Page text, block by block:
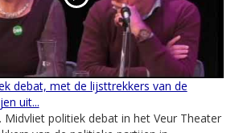
debat, met de lijsttrekkers van de
uit...
Midvliet politiek debat in het Veur Theater